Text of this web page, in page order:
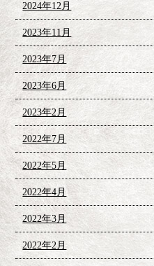
2024年12月
2023年11月
2023年7月
2023年6月
2023年2月
2022年7月
2022年5月
2022年4月
2022年3月
2022年2月